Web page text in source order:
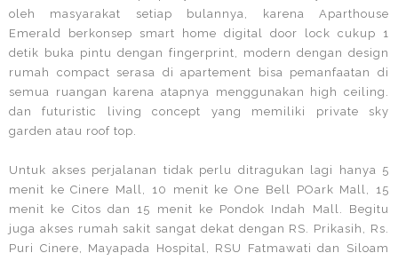
oleh masyarakat setiap bulannya, karena Aparthouse
Emerald berkonsep smart home digital door lock cukup 1
detik buka pintu dengan fingerprint, modern dengan design
rumah compact serasa di apartement bisa pemanfaatan di
semua ruangan karena atapnya menggunakan high ceiling.
dan futuristic living concept yang memiliki private sky
garden atau roof top.
Untuk akses perjalanan tidak perlu ditragukan lagi hanya 5
menit ke Cinere Mall, 10 menit ke One Bell POark Mall, 15
menit ke Citos dan 15 menit ke Pondok Indah Mall. Begitu
juga akses rumah sakit sangat dekat dengan RS. Prikasih, Rs.
Puri Cinere, Mayapada Hospital, RSU Fatmawati dan Siloam